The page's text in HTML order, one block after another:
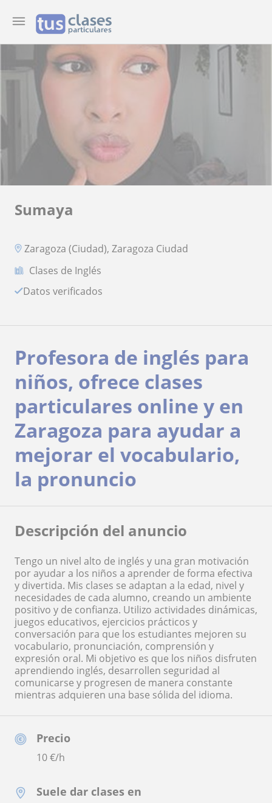
Sumaya
Zaragoza (Ciudad), Zaragoza Ciudad
Clases de Inglés
Datos verificados
Precio
10€/h
Suele dar clases en
Profesora de inglés para
niños, ofrece clases
particulares online y en
Zaragoza para ayudar a
mejorar el vocabulario,
la pronuncio
Descripción del anuncio
Tengo un nivel alto de inglés y una gran motivación
por ayudar a los niños a aprender de forma efectiva
y divertida. Mis clases se adaptan a la edad, nivel y
necesidades de cada alumno, creando un ambiente
positivo y de confianza. Utilizo actividades dinámicas,
juegos educativos, ejercicios prácticos y
conversación para que los estudiantes mejoren su
vocabulario, pronunciación, comprensión y
expresión oral. Mi objetivo es que los niños disfruten
aprendiendo inglés, desarrollen seguridad al
comunicarse y progresen de manera constante
mientras adquieren una base sólida del idioma.